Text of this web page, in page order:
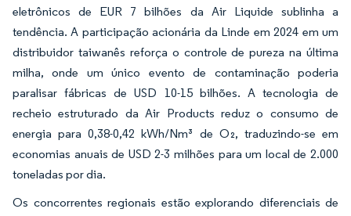
eletrônicos de EUR 7 bilhões da Air Liquide sublinha a
tendência. A participação acionária da Linde em 2024 em um
distribuidor taiwanês reforça o controle de pureza na última
milha, onde um único evento de contaminação poderia
paralisar fábricas de USD 10-15 bilhões. A tecnologia de
recheio estruturado da Air Products reduz o consumo de
energia para 0,38-0,42 kWh/Nm³ de O₂, traduzindo-se em
economias anuais de USD 2-3 milhões para um local de 2.000
toneladas por dia.
Os concorrentes regionais estão explorando diferenciais de